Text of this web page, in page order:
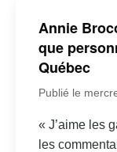
Annie
que
Québec
Publié le
« J’aime les
les